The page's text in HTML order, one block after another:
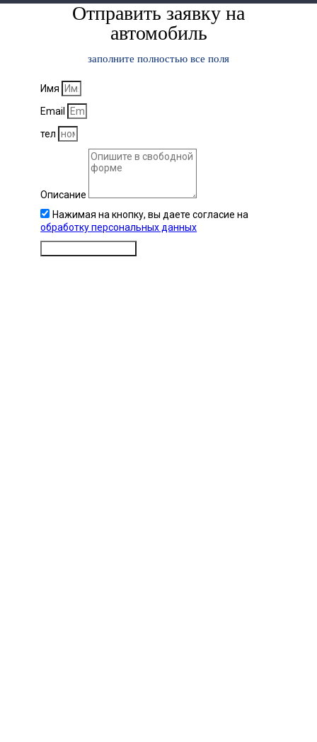
Отправить заявку на
автомобиль
заполните полностью все поля
Имя
Email
тел
Описание
Нажимая на кнопку, вы даете согласие на
обработку персональных данных